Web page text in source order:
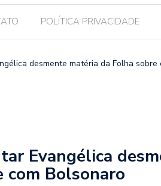
POLÍTICA PRIVACIDADE
desmente matéria da Folha sobre
Evangélica
com Bolsonaro